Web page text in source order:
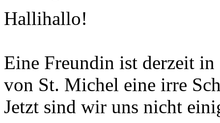
Hallihallo!
Eine Freundin ist derzeit
von St. Michel eine irre
Jetzt sind wir uns nicht